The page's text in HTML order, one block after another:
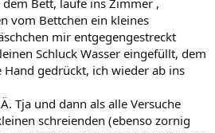
vom Bettchen ein kleines
mir entgegengestreckt
Schluck Wasser eingefüllt, dem
Hand gedrückt, ich wieder ab ins
Tja und dann als alle Versuche
schreienden (ebenso zornig